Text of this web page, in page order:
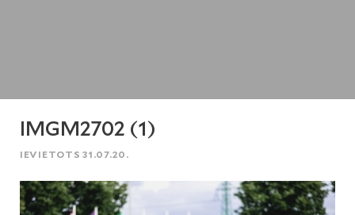
IMGM2702 (1)
IEVIETOTS 31.07.20.